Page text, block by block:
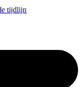
tijdlijn